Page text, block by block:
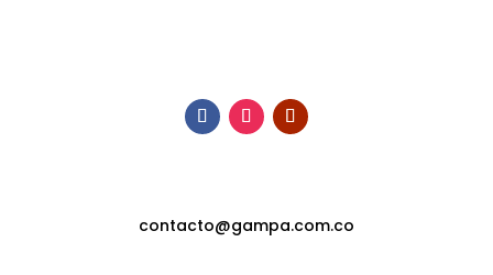
contacto@gampa.com.co